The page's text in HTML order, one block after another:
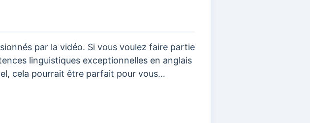
par la vidéo. Si vous voulez faire partie
linguistiques exceptionnelles en anglais
cela pourrait être parfait pour vous…